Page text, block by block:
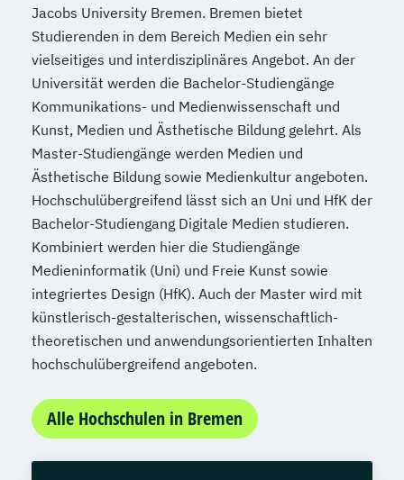
Jacobs University Bremen. Bremen bietet
Studierenden in dem Bereich Medien ein sehr
vielseitiges und interdisziplinäres Angebot. An der
Universität werden die Bachelor-Studiengänge
Kommunikations- und Medienwissenschaft und
Kunst, Medien und Ästhetische Bildung gelehrt. Als
Master-Studiengänge werden Medien und
Ästhetische Bildung sowie Medienkultur angeboten.
Hochschulübergreifend lässt sich an Uni und HfK der
Bachelor-Studiengang Digitale Medien studieren.
Kombiniert werden hier die Studiengänge
Medieninformatik (Uni) und Freie Kunst sowie
integriertes Design (HfK). Auch der Master wird mit
künstlerisch-gestalterischen, wissenschaftlich-
theoretischen und anwendungsorientierten Inhalten
hochschulübergreifend angeboten.
Alle Hochschulen in Bremen